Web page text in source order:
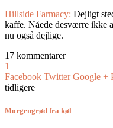
Hillside Farmacy: Dejligt
kaffe. Nåede desværre ikke
nu også dejlige.
17 kommentarer
1
Facebook Twitter Google +
tidligere
Morgengrød fra køl